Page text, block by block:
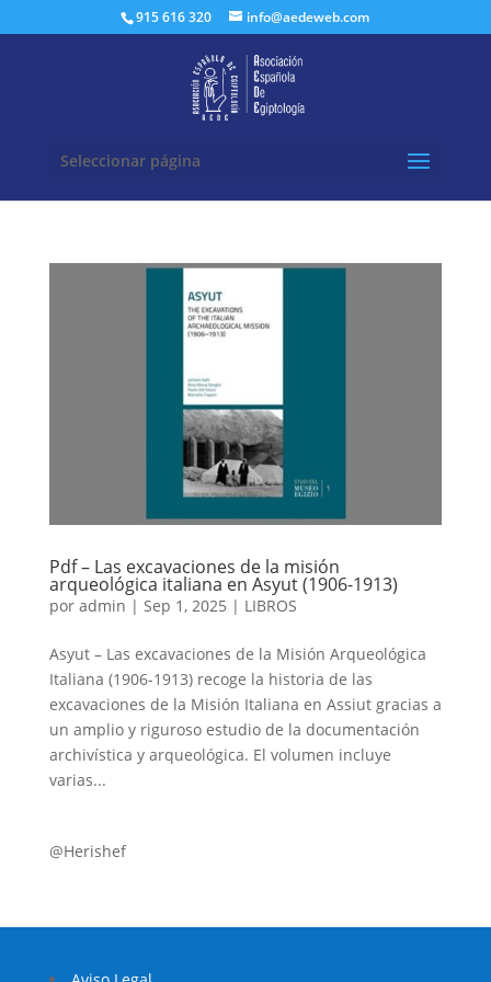
915 616 320 info@aedeweb.com
Seleccionar página
Pdf – Las excavaciones de la misión
arqueológica italiana en Asyut (1906-1913)
por admin | Sep 1, 2025 | LIBROS
Asyut – Las excavaciones de la Misión Arqueológica
Italiana (1906-1913) recoge la historia de las
excavaciones de la Misión Italiana en Assiut gracias a
un amplio y riguroso estudio de la documentación
archivística y arqueológica. El volumen incluye
varias...
@Herishef